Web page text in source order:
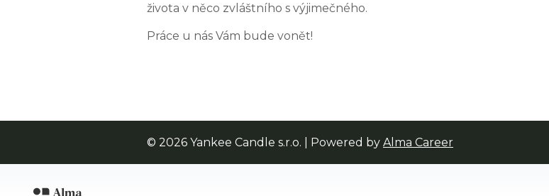
života v něco zvláštního s výjimečného.
Práce u nás Vám bude vonět!
© 2026 Yankee Candle s.r.o. | Powered by Alma Career